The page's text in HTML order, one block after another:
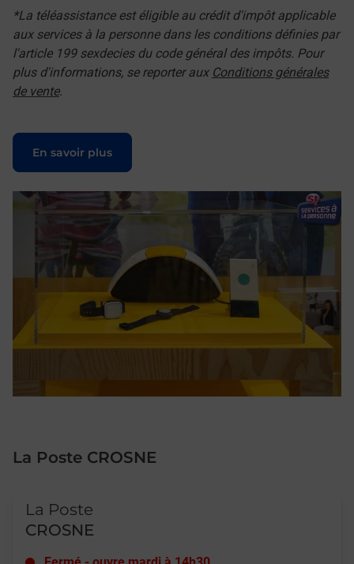
*La téléassistance est éligible au crédit d'impôt applicable
aux services à la personne dans les conditions définies par
l'article 199 sexdecies du code général des impôts. Pour
plus d'informations, se reporter aux Conditions générales
de vente.
En savoir plus
Le lien s'ouvre dans un nouvel onglet
La Poste CROSNE
La Poste
CROSNE